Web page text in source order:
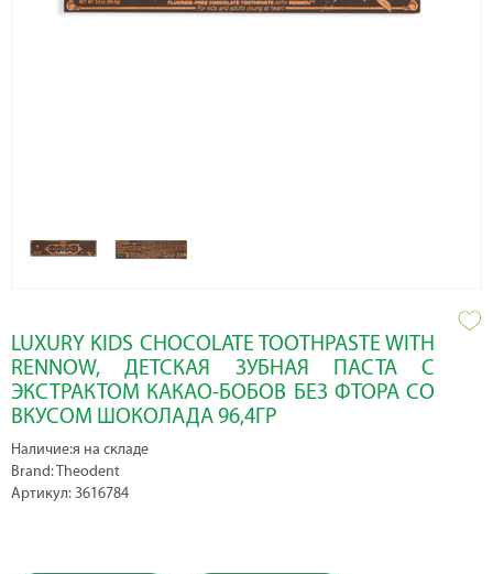
LUXURY KIDS CHOCOLATE TOOTHPASTE WITH
RENNOW, ДЕТСКАЯ ЗУБНАЯ ПАСТА С
ЭКСТРАКТОМ КАКАО-БОБОВ БЕЗ ФТОРА СО
ВКУСОМ ШОКОЛАДА 96,4ГР
Наличие:я на складе
Brand: Theodent
Артикул: 3616784